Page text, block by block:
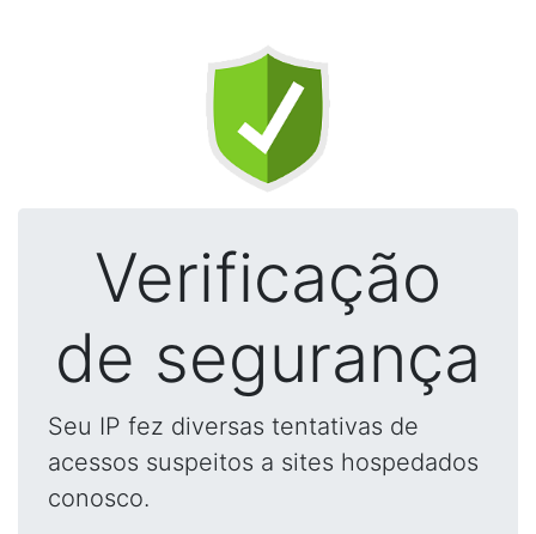
Verificação
de segurança
Seu IP fez diversas tentativas de
acessos suspeitos a sites hospedados
conosco.